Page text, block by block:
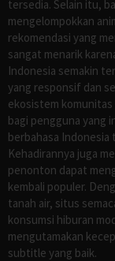
tersedia. Selain itu,
mengelompokkan
rekomendasi yang
sangat menarik
Indonesia semakin
yang responsif dan
ekosistem komunitas
bagi pengguna yang
berbahasa Indonesia
Kehadirannya juga
penonton dapat
kembali populer.
tanah air, situs
konsumsi hiburan
mengutamakan
subtitle yang baik.